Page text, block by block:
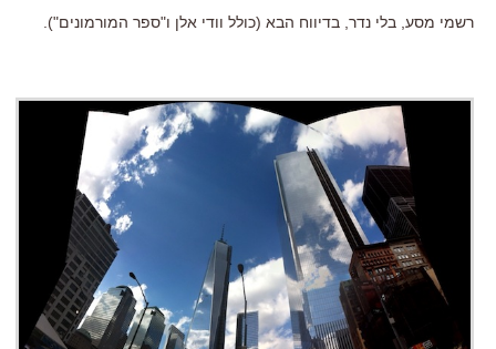
רשמי מסע, בלי נדר, בדיווח הבא (כולל וודי אלן ו"ספר המורמונים").